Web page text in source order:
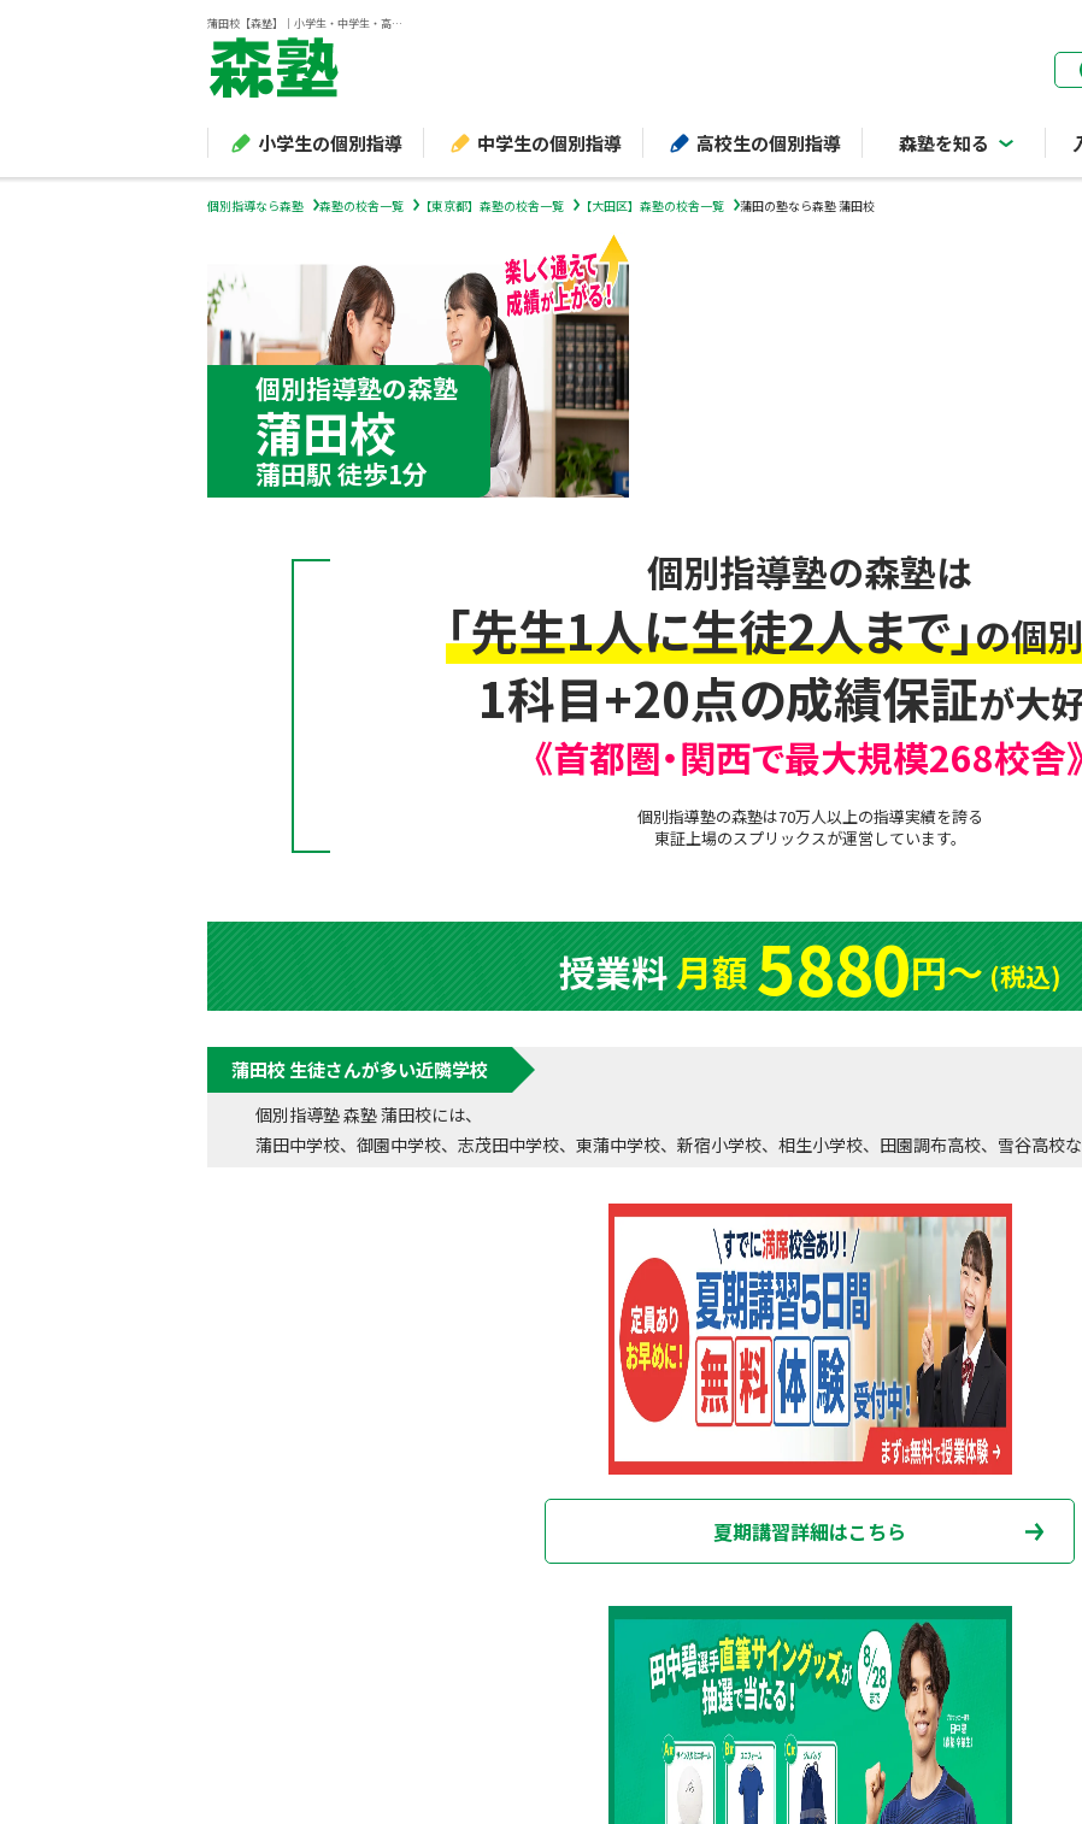
蒲田校【森塾】｜小学生・中学生・高校生の個別指導塾・学習塾
小学生の個別指導 中学生の個別指導 高校生の個別指導 森塾を知る
個別指導なら森塾 森塾の校舎一覧 【東京都】森塾の校舎一覧 【大田区】森塾の校舎一覧 蒲田の塾なら森塾 蒲田校
個別指導塾の森塾
蒲田校
蒲田駅 徒歩1分
個別指導塾の森塾は
「先生1人に生徒2人まで」の個
1科目+20点の成績保証が大
《首都圏・関西で最大規模268校舎
個別指導塾の森塾は70万人以上の指導実績を誇る
東証上場のスプリックスが運営しています。
授業料月額5880円〜(税込)
蒲田校 生徒さんが多い近隣学校
個別指導塾 森塾 蒲田校には、
蒲田中学校、御園中学校、志茂田中学校、東蒲中学校、新宿小学校、相生小学校、田園調布高校、雪谷高校
夏期講習詳細はこちら